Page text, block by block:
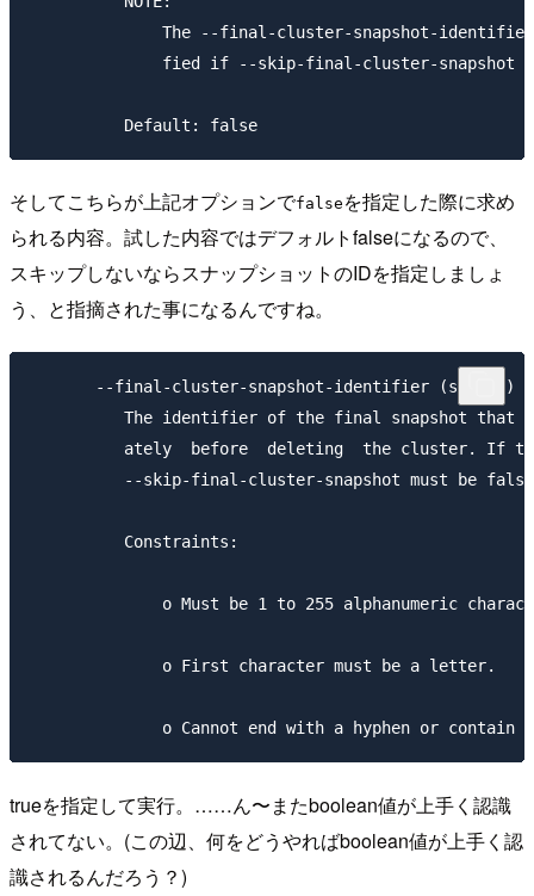
The --final-cluster-snapshot-
fied if --skip-final-cluster-snapshot
そしてこちらが上記オプションでfalse を指定した際に求め
られる内容。試した内容ではデフォルトfalseになるので、
スキップしないならスナップショットのIDを指定しましょ
う、と指摘された事になるんですね。
       --final-cluster-snapshot-identifier (string)
The identifier of the final snapshot that
ately  before  deleting  the cluster. If
--skip-final-cluster-snapshot must be
          Constraints:
o Must be 1 to 255 alphanumeric
              o First character must be a letter.
trueを指定して実行。……ん〜またboolean値が上手く認識
されてない。(この辺、何をどうやればboolean値が上手く認
識されるんだろう？)